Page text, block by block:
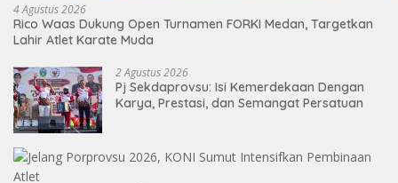
4 Agustus 2026
Rico Waas Dukung Open Turnamen FORKI Medan, Targetkan
Lahir Atlet Karate Muda
2 Agustus 2026
Pj Sekdaprovsu: Isi Kemerdekaan Dengan
Karya, Prestasi, dan Semangat Persatuan